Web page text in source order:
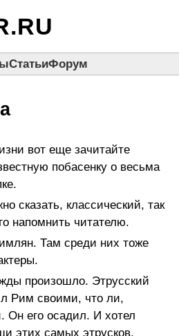
СтатьиФорум
вот еще зачитайте
побасенку о весьма
сказать, классический, так
напомнить читателю.
Там среди них тоже
произошло. Этрусский
Рим своими, что ли,
Он его осадил. И хотел
этих самых этрусков.